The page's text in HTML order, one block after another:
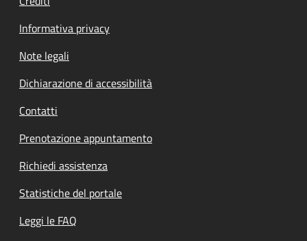
Informativa privacy
Note legali
Dichiarazione di accessibilità
Contatti
Prenotazione appuntamento
Richiedi assistenza
Statistiche del portale
Leggi le FAQ